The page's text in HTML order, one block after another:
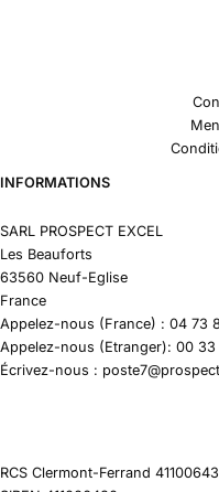
INFORMATIONS
SARL PROSPECT EXCEL
Les Beauforts
63560 Neuf-Eglise
France
Appelez-nous (France) : 04 73
Appelez-nous (Etranger): 00
Écrivez-nous :
RCS Clermont-Ferrand